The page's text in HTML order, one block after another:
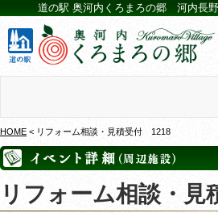
道の駅 奥河内くろまろの郷 河内長
HOME < リフォーム相談・見積受付 1218
リフォーム相談・